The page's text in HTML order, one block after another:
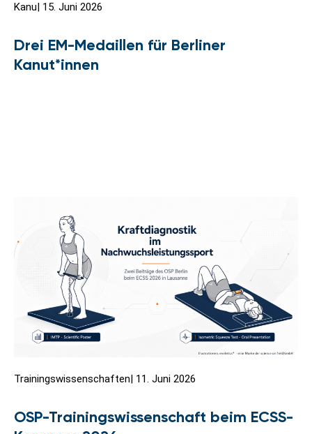
Kanu 15. Juni 2026
Drei EM-Medaillen für Berliner
Kanut*innen
Trainingswissenschaften| 11. Juni 2026
OSP-Trainingswissenschaft beim ECSS-